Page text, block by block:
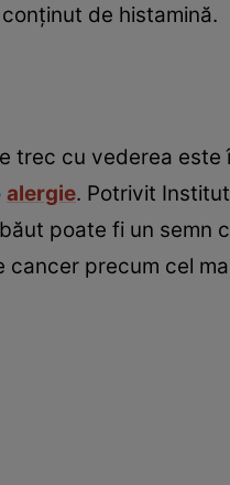
de histamină.
trec cu vederea
alergie. Potrivit
poate fi un semn
cancer precum cel